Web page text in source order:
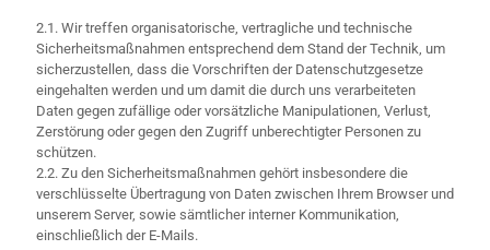
2.1. Wir treffen organisatorische, vertragliche und technische
Sicherheitsmaßnahmen entsprechend dem Stand der Technik, um
sicherzustellen, dass die Vorschriften der Datenschutzgesetze
eingehalten werden und um damit die durch uns verarbeiteten
Daten gegen zufällige oder vorsätzliche Manipulationen, Verlust,
Zerstörung oder gegen den Zugriff unberechtigter Personen zu
schützen.
2.2. Zu den Sicherheitsmaßnahmen gehört insbesondere die
verschlüsselte Übertragung von Daten zwischen Ihrem Browser und
unserem Server, sowie sämtlicher interner Kommunikation,
einschließlich der E-Mails.